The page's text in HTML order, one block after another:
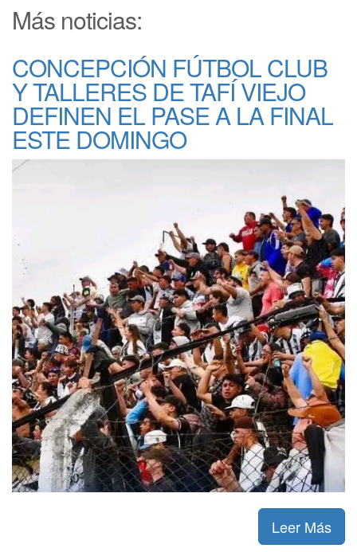
Más noticias:
CONCEPCIÓN FÚTBOL CLUB
Y TALLERES DE TAFÍ VIEJO
DEFINEN EL PASE A LA FINAL
ESTE DOMINGO
Leer Más